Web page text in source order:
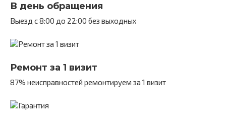
В день обращения
Выезд с 8:00 до 22:00 без выходных
Ремонт за 1 визит
87% неисправностей ремонтируем за 1 визит